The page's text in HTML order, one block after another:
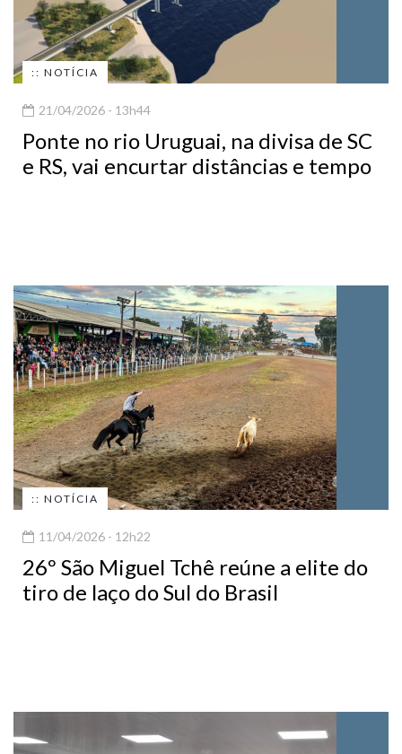
:: NOTÍCIA
21/04/2026 - 13h44
Ponte no rio Uruguai, na divisa de SC
e RS, vai encurtar distâncias e tempo
:: NOTÍCIA
11/04/2026 - 12h22
26º São Miguel Tchê reúne a elite do
tiro de laço do Sul do Brasil